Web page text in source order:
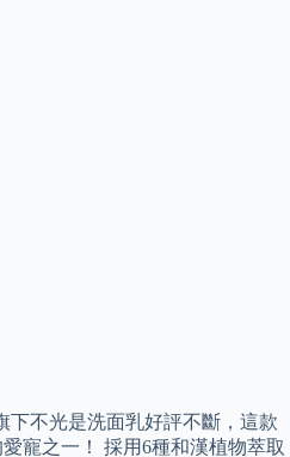
下不光是洗面乳好評不斷，這款
寵之一！ 採用6種和漢植物萃取